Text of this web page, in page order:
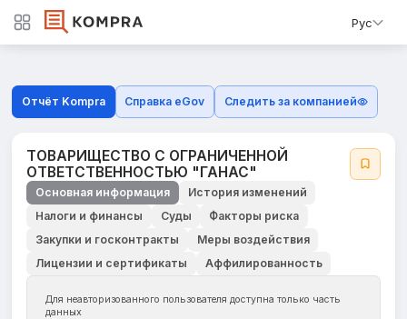
Рус
Отчёт Kompra Справка eGov Следить за компанией
ТОВАРИЩЕСТВО С ОГРАНИЧЕННОЙ
ОТВЕТСТВЕННОСТЬЮ "ГАНАС"
Основная информация
История изменений
Налоги и финансы
Суды
Факторы риска
Закупки и госконтракты
Меры воздействия
Лицензии и сертификаты
Аффилированность
Для неавторизованного пользователя доступна только часть
данных